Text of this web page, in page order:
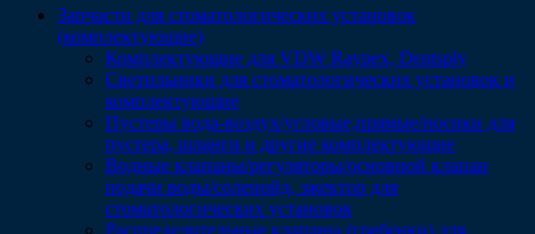
Запчасти для стоматологических установок
(комплектующие)
Комплектующие для VDW Raypex, Dentsply
Светильники для стоматологических установок и
комплектующие
Пустеры вода-воздух/угловые,прямые/носики для
пустера, шланги и другие комплектующие
Водные клапаны/регуляторы/основной клапан
подачи воды/соленойд, эжектор для
стоматологических установок